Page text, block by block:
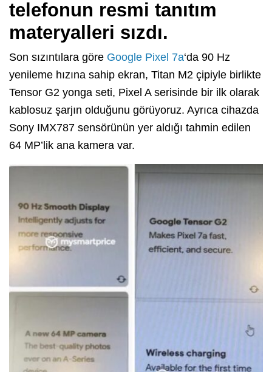
telefonun resmi tanıtım
materyalleri sızdı.
Son sızıntılara göre Google Pixel 7a‘da 90 Hz
yenileme hızına sahip ekran, Titan M2 çipiyle birlikte
Tensor G2 yonga seti, Pixel A serisinde bir ilk olarak
kablosuz şarjın olduğunu görüyoruz. Ayrıca cihazda
Sony IMX787 sensörünün yer aldığı tahmin edilen
64 MP’lik ana kamera var.